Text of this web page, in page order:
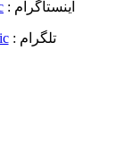
اینستاگرام :
تلگرام :